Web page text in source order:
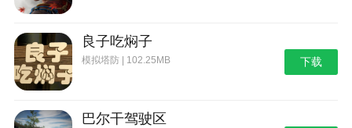
良子吃焖子
模拟塔防 | 102.25MB 下载
巴尔干驾驶区